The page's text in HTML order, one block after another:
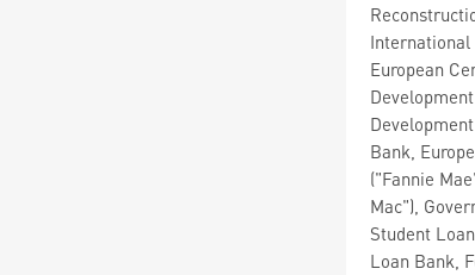
International
European
Bank,
("Fannie
Mac"),
Student
Loan Bank,